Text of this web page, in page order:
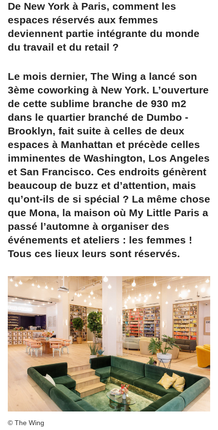
De New York à Paris, comment les
espaces réservés aux femmes
deviennent partie intégrante du monde
du travail et du retail ?
Le mois dernier, The Wing a lancé son
3ème coworking à New York. L’ouverture
de cette sublime branche de 930 m2
dans le quartier branché de Dumbo -
Brooklyn, fait suite à celles de deux
espaces à Manhattan et précède celles
imminentes de Washington, Los Angeles
et San Francisco. Ces endroits génèrent
beaucoup de buzz et d’attention, mais
qu’ont-ils de si spécial ? La même chose
que Mona, la maison où My Little Paris a
passé l’automne à organiser des
événements et ateliers : les femmes !
Tous ces lieux leurs sont réservés.
© The Wing